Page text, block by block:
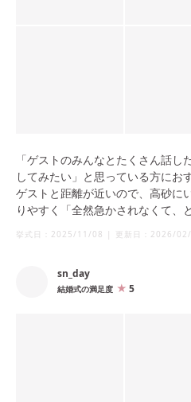
「ゲストのみんなとたくさん話
してみたい」と思っている方にお
ゲストと距離が近いので、高砂に
りやすく「全然急かされなくて、
挙式日： 2025/11/08 | 更新日： 2026/
sn_day
結婚式の満足度 5